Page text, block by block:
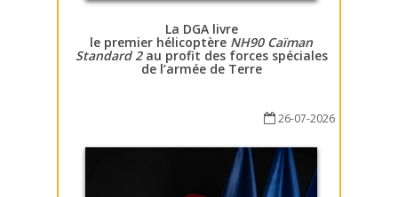
La DGA livre
le premier hélicoptère NH90 Caïman
Standard 2au profit des forces spéciales
de l’armée de Terre
26-07-2026